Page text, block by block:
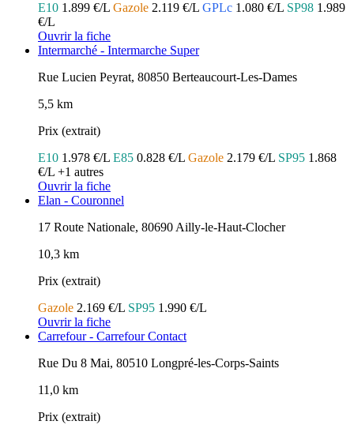
E10 1.899 €/L Gazole 2.119 €/L GPLc 1.080 €/L SP98 1.989
€/L
Ouvrir la fiche
Intermarché - Intermarche Super
Rue Lucien Peyrat, 80850 Berteaucourt-Les-Dames
5,5 km
Prix (extrait)
E10 1.978 €/L E85 0.828 €/L Gazole 2.179 €/L SP95 1.868
€/L +1 autres
Ouvrir la fiche
Elan - Couronnel
17 Route Nationale, 80690 Ailly-le-Haut-Clocher
10,3 km
Prix (extrait)
Gazole 2.169 €/L SP95 1.990 €/L
Ouvrir la fiche
Carrefour - Carrefour Contact
Rue Du 8 Mai, 80510 Longpré-les-Corps-Saints
11,0 km
Prix (extrait)